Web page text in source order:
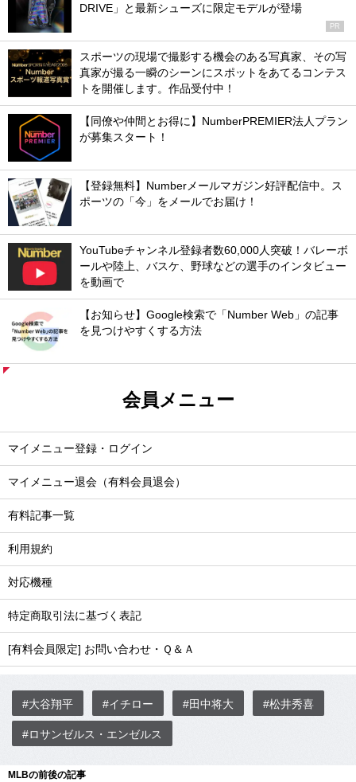
DRIVE」と最新シューズに限定モデルが登場
PR
スポーツの現場で撮影する機会のある写真家、その写
真家が撮る一瞬のシーンにスポットをあてるコンテス
トを開催します。作品受付中！
【同僚や仲間とお得に】NumberPREMIER法人プラン
が募集スタート！
【登録無料】Numberメールマガジン好評配信中。ス
ポーツの「今」をメールでお届け！
YouTubeチャンネル登録者数60,000人突破！バレーボ
ールや陸上、バスケ、野球などの選手のインタビュー
を動画で
【お知らせ】Google検索で「Number Web」の記事
を見つけやすくする方法
会員メニュー
マイメニュー登録・ログイン
マイメニュー退会（有料会員退会）
有料記事一覧
利用規約
対応機種
特定商取引法に基づく表記
[有料会員限定] お問い合わせ・Ｑ＆Ａ
#大谷翔平 #イチロー #田中将大 #松井秀喜
#ロサンゼルス・エンゼルス
MLBの前後の記事